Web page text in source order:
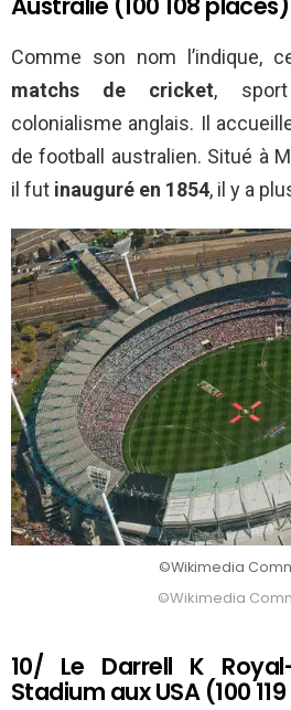
Australie (100 108 places)
Comme son nom l’indique,
matchs de cricket, sport
colonialisme anglais. Il
de football australien. Situé à
il fut inauguré en 1854, il y a
©Wikimedia
©Wikimedia
10/ Le Darrell K
Stadium aux USA (100